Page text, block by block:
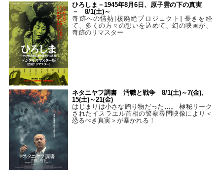
ひろしま－1945年8月6日、原子雲の下の真実
－ 8/1(土)～
奇跡への情熱[核廃絶プロジェクト] 長きを経
て、多くの方々の想いを込めて、幻の映画が、
奇跡のリマスター
ネタニヤフ調書 汚職と戦争 8/1(土)～7(金),
15(土)～21(金)
はじまりは小さな贈り物だった…。 極秘リーク
されたイスラエル首相の警察尋問映像により＜
恐るべき真実＞が暴かれる！